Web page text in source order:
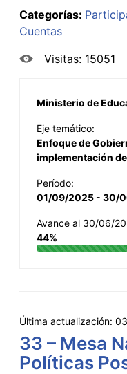
Categorías:
Cuentas
Visitas: 15051
Ministerio de
Eje temático:
Enfoque de
implementación
Período:
01/09/2025 - 30/
Avance al 30/06/
44%
Última actualización:
33 – Mesa
Políticas